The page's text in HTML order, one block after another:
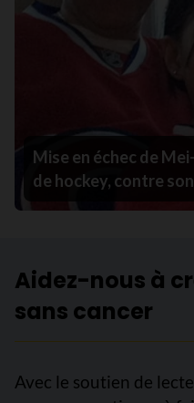
Mise en échec de
de hockey, contre
Aidez-nous à
sans cancer
Avec le soutien de